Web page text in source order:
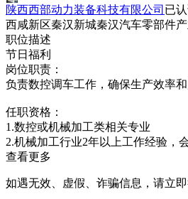
陕西西部动力装备科技有限公司 已
西咸新区秦汉新城秦汉汽车零部件
职位描述
节日福利
岗位职责：
负责数控调车工作，确保生产效率
任职资格：
1.数控或机械加工类相关专业
2.机械加工行业2年以上工作经验，
查看更多
如遇无效、虚假、诈骗信息，请立